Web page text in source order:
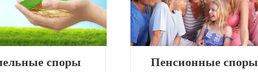
споры Пенсионные споры